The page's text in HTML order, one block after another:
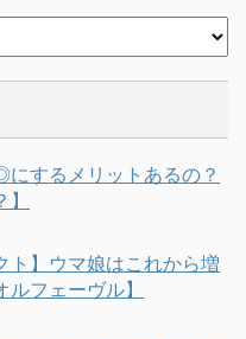
するメリットあるの？
ト】ウマ娘はこれから増
フェーヴル】